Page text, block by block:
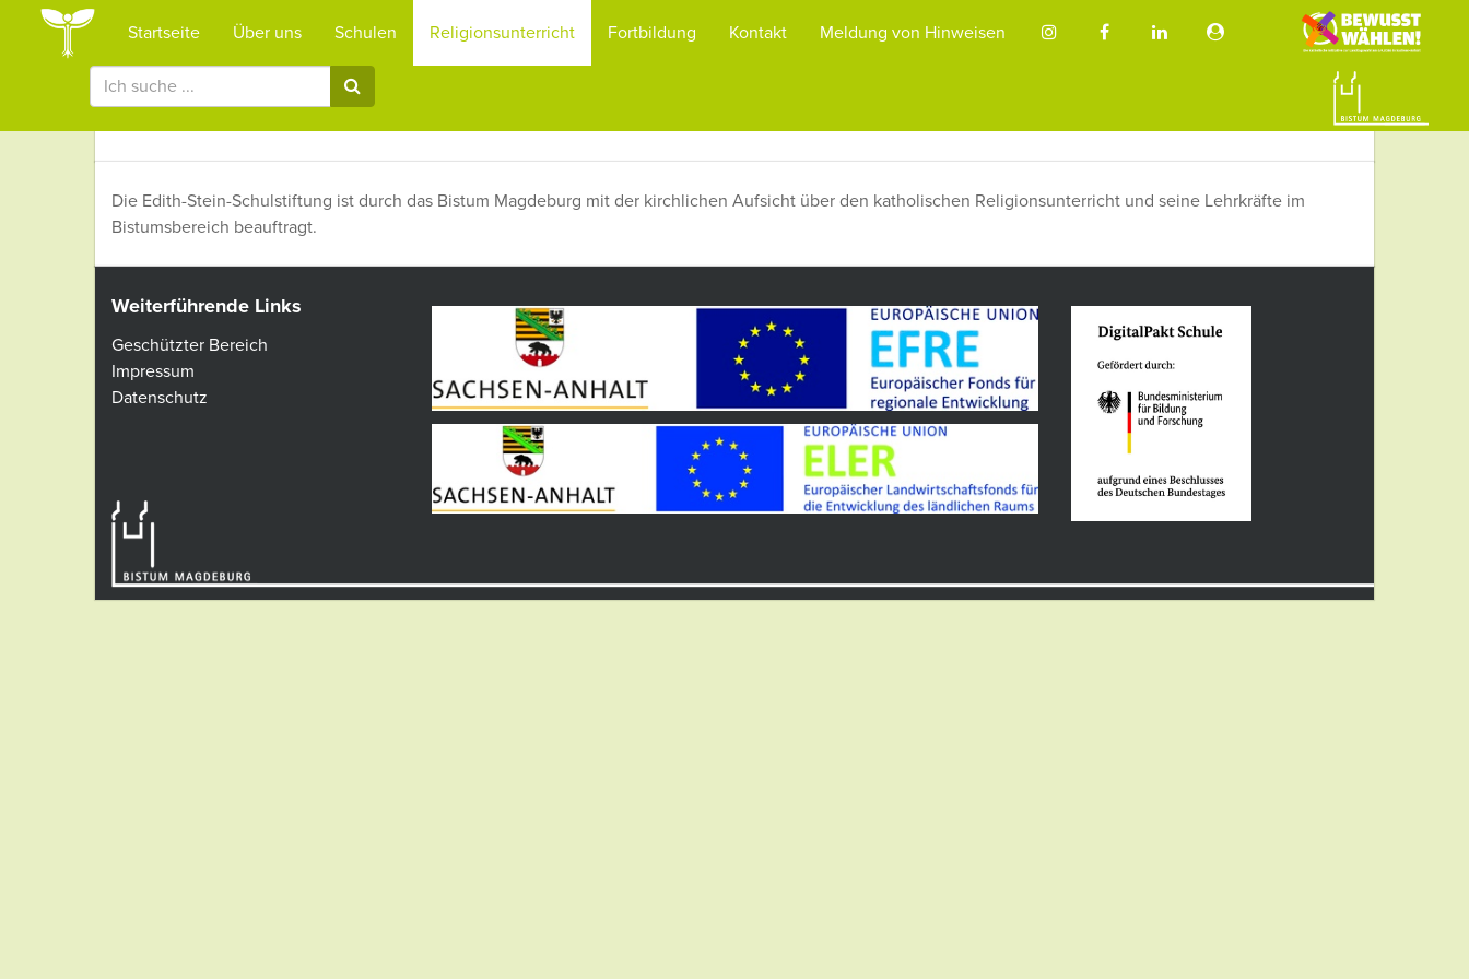
Startseite Über uns Schulen Religionsunterricht Fortbildung Kontakt Meldung von Hinweisen
Religionsunterricht
Die Edith-Stein-Schulstiftung ist durch das Bistum Magdeburg mit der kirchlichen Aufsicht über den katholischen Religionsunterricht und seine Lehrkräfte im
Bistumsbereich beauftragt.
Weiterführende Links
Geschützter Bereich
Impressum
Datenschutz